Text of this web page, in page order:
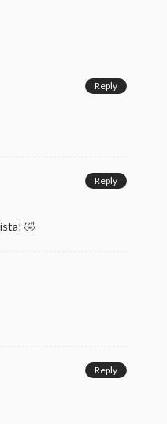
Reply
🤣
Reply
Reply